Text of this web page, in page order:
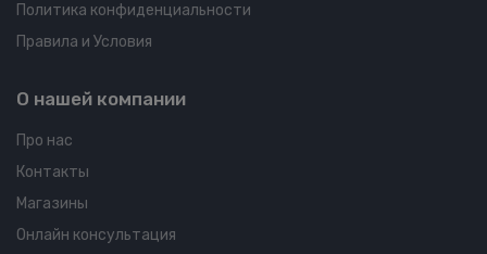
Политика конфиденциальности
Правила и Условия
О нашей компании
Про нас
Контакты
Магазины
Онлайн консультация